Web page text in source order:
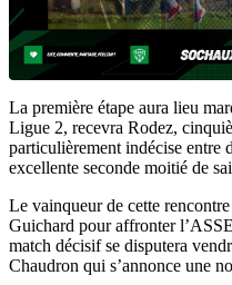
La première étape aura lieu
Ligue 2, recevra Rodez,
particulièrement indécise entre
excellente seconde moitié de
Le vainqueur de cette
Guichard pour affronter
match décisif se disputera
Chaudron qui s’annonce une